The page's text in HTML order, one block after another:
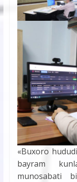
«Buxoro
bayram
munosabati